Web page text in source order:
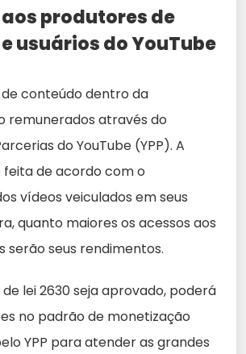
produtores de
usuários do YouTube
conteúdo dentro da
remunerados através do
do YouTube (YPP). A
de acordo com o
vídeos veiculados em seus
quanto maiores os acessos aos
serão seus rendimentos.
lei 2630 seja aprovado, poderá
no padrão de monetização
YPP para atender as grandes